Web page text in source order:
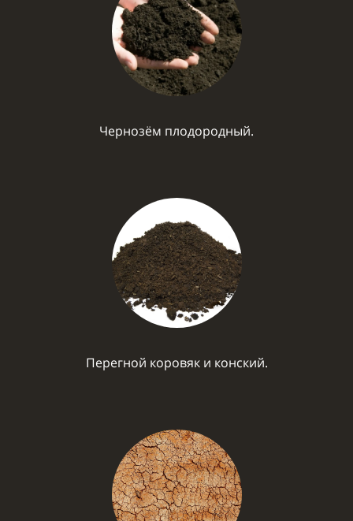
Чернозём плодородный.
Перегной коровяк и конский.